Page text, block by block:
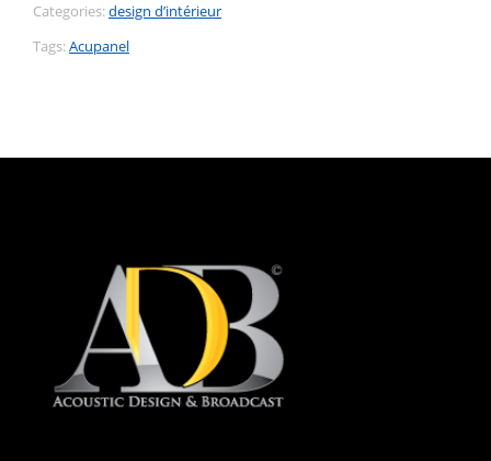
Categories:design d’intérieur
Tags:Acupanel